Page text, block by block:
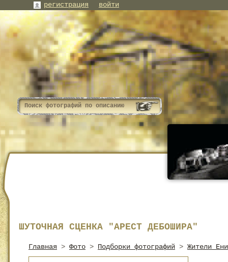
ШУТОЧНАЯ СЦЕНКА "АРЕСТ ДЕБОШИРА"
Главная > Фото > Подборки фотографий > Жители
регистрация войти